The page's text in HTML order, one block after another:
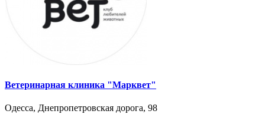
Ветеринарная клиника "Марквет"
Одесса, Днепропетровская дорога, 98